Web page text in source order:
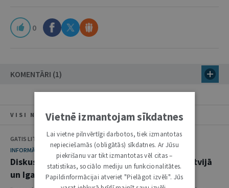
0
KOMENTĀRI (1)
VISI NUMURA RAKSTI
GATIS LITVINS
INFORMĀCIJA
Diskusija par partnerattiecību reģistrāciju Latvijā
un Igaunijas pieredze
Vietnē izmantojam sīkdatnes
Lai vietne pilnvērtīgi darbotos, tiek izmantotas
nepieciešamās (obligātās) sīkdatnes. Ar Jūsu
piekrišanu var tikt izmantotas vēl citas –
statistikas, sociālo mediju un funkcionalitātes.
Papildinformācijai atveriet "Pielāgot izvēli". Jūs